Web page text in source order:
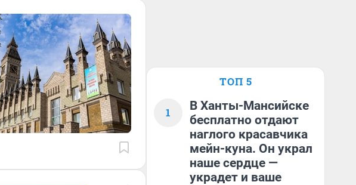
ТОП 5
1
В Ханты-Мансийске
бесплатно отдают
наглого красавчика
мейн-куна. Он украл
наше сердце —
украдет и ваше